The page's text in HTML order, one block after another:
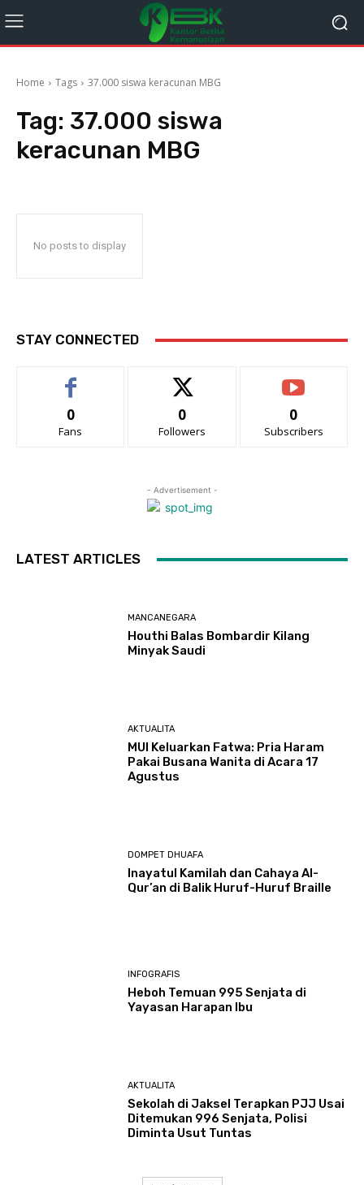
Home Tags 37.000 siswa keracunan MBG
Tag: 37.000 siswa
keracunan MBG
No posts to display
STAY CONNECTED
0
Fans
0
Followers
0
Subscribers
- Advertisement -
LATEST ARTICLES
MANCANEGARA
Houthi Balas Bombardir Kilang
Minyak Saudi
AKTUALITA
MUI Keluarkan Fatwa: Pria Haram
Pakai Busana Wanita di Acara 17
Agustus
DOMPET DHUAFA
Inayatul Kamilah dan Cahaya Al-
Qur’an di Balik Huruf-Huruf Braille
INFOGRAFIS
Heboh Temuan 995 Senjata di
Yayasan Harapan Ibu
AKTUALITA
Sekolah di Jaksel Terapkan PJJ Usai
Ditemukan 996 Senjata, Polisi
Diminta Usut Tuntas